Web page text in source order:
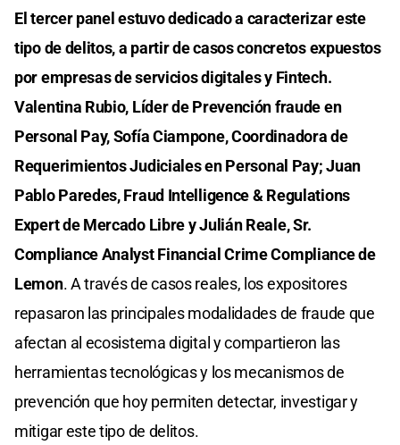
El tercer panel estuvo dedicado a caracterizar este
tipo de delitos, a partir de casos concretos expuestos
por empresas de servicios digitales y Fintech.
Valentina Rubio, Líder de Prevención fraude en
Personal Pay, Sofía Ciampone, Coordinadora de
Requerimientos Judiciales en Personal Pay; Juan
Pablo Paredes, Fraud Intelligence & Regulations
Expert de Mercado Libre y Julián Reale, Sr.
Compliance Analyst Financial Crime Compliance de
Lemon. A través de casos reales, los expositores
repasaron las principales modalidades de fraude que
afectan al ecosistema digital y compartieron las
herramientas tecnológicas y los mecanismos de
prevención que hoy permiten detectar, investigar y
mitigar este tipo de delitos.